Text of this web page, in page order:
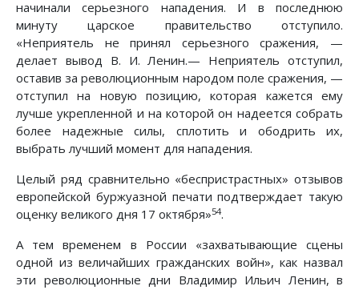
начинали серьезного нападения. И в последнюю
минуту царское правительство отступило.
«Неприятель не принял серьезного сражения, —
делает вывод В. И. Ленин.— Неприятель отступил,
оставив за революционным народом поле сражения, —
отступил на новую позицию, которая кажется ему
лучше укрепленной и на которой он надеется собрать
более надежные силы, сплотить и ободрить их,
выбрать лучший момент для нападения.
Целый ряд сравнительно «беспристрастных» отзывов
европейской буржуазной печати подтверждает такую
оценку великого дня 17 октября»54.
А тем временем в России «захватывающие сцены
одной из величайших гражданских войн», как назвал
эти революционные дни Владимир Ильич Ленин, в